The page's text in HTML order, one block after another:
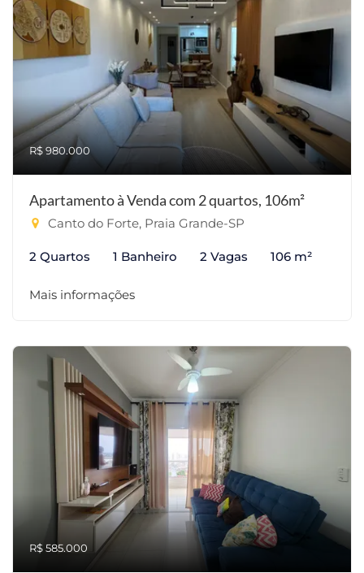
R$ 980.000
Apartamento à Venda com 2 quartos, 106m²
Canto do Forte, Praia Grande-SP
2 Quartos 1 Banheiro 2 Vagas 106 m²
Mais informações
R$ 585.000